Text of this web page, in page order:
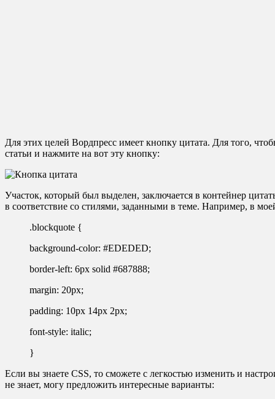
Для этих целей Вордпресс имеет кнопку цитата. Для того,
статьи и нажмите на вот эту кнопку:
Участок, который был выделен, заключается в контейнер
в соответствие со стилями, заданными в теме. Например, в
.blockquote {
background-color: #EDEDED;
border-left: 6px solid #687888;
margin: 20px;
padding: 10px 14px 2px;
font-style: italic;
}
Если вы знаете CSS, то сможете с легкостью изменить и
не знает, могу предложить интересные варианты: